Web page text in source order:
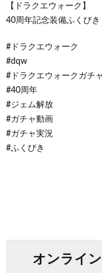
【ドラクエウォーク】
40周年記念装備ふくびき
#ドラクエウォーク
#dqw
#ドラクエウォークガチャ
#40周年
#ジェム解放
#ガチャ動画
#ガチャ実況
#ふくびき
オンライ